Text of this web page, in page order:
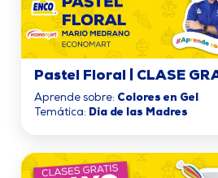
Pastel Floral | CLASE
Aprende sobre: Colores en Gel
Temática: Día de las Madres